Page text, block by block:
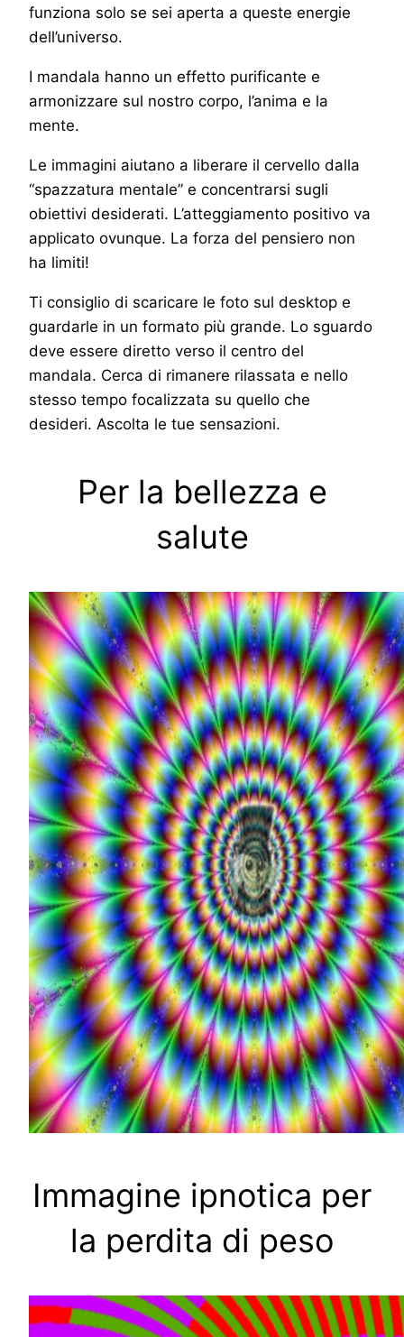
funziona solo se sei aperta a queste energie
dell’universo.
I mandala hanno un effetto purificante e
armonizzare sul nostro corpo, l’anima e la
mente.
Le immagini aiutano a liberare il cervello dalla
“spazzatura mentale” e concentrarsi sugli
obiettivi desiderati. L’atteggiamento positivo va
applicato ovunque. La forza del pensiero non
ha limiti!
Ti consiglio di scaricare le foto sul desktop e
guardarle in un formato più grande. Lo sguardo
deve essere diretto verso il centro del
mandala. Cerca di rimanere rilassata e nello
stesso tempo focalizzata su quello che
desideri. Ascolta le tue sensazioni.
Per la bellezza e
salute
Immagine ipnotica per
la perdita di peso